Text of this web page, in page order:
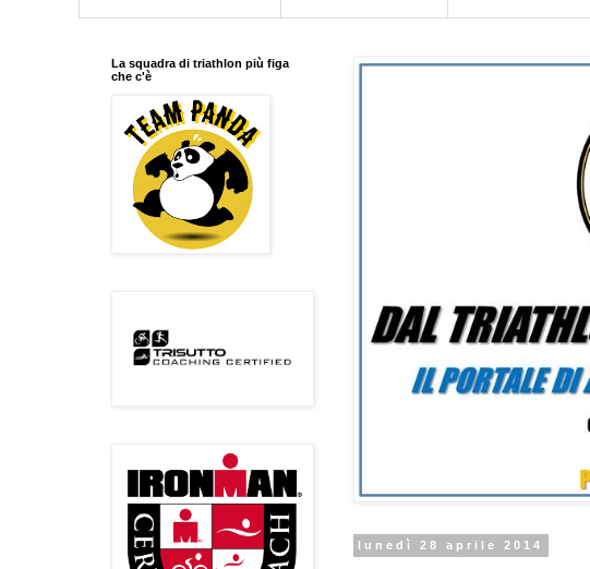
lunedì 28 aprile 2014
La squadra di triathlon più figa
che c'è